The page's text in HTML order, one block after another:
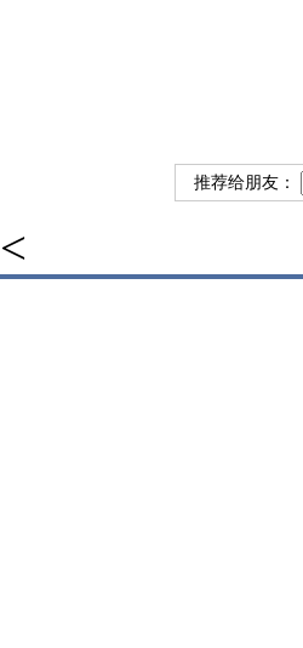
推荐给朋友：
<